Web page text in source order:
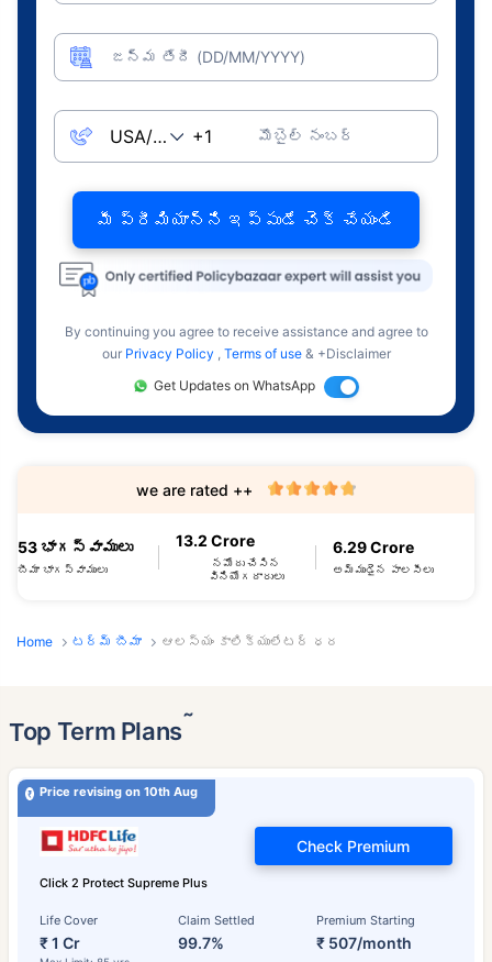
జన్మ తేదీ (DD/MM/YYYY)
మొబైల్ నంబర్
మీ ప్రీమియాన్ని ఇప్పుడే చెక్ చేయండి
By continuing you agree to receive assistance and agree to
our Privacy Policy , Terms of use & +Disclaimer
Get Updates on WhatsApp
53 భాగస్వాములు
బీమా భాగస్వాములు
13.2 Crore
నమోదు చేసిన
వినియోగదారులు
6.29 Crore
అమ్ముడైన పాలసీలు
we are rated ++
Home టర్మ్ బీమా ఆలస్యం కాలిక్యులేటర్ ధర
Top Term Plans˜
Price revising on 10th Aug
Click 2 Protect Supreme Plus
Life Cover
₹ 1 Cr
Claim Settled
99.7%
Premium Starting
₹ 507/month
Check Premium